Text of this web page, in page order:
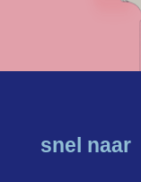
snel naar